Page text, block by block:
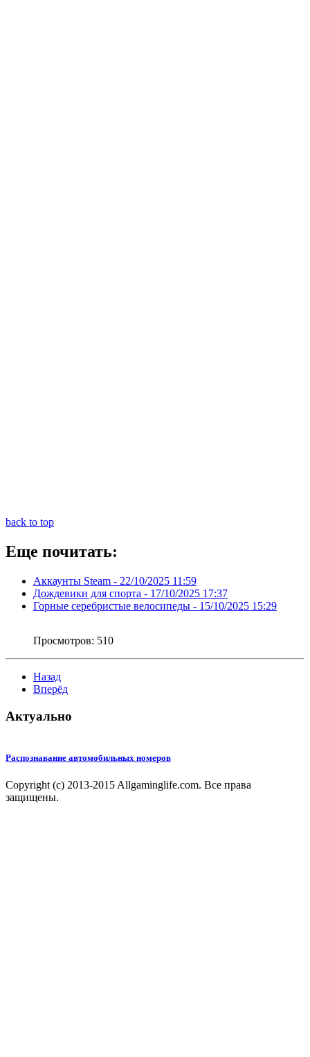
back to top
Еще почитать:
Аккаунты Steam - 22/10/2025 11:59
Дождевики для спорта - 17/10/2025 17:37
Горные серебристые велосипеды - 15/10/2025 15:29
Просмотров: 510
Назад
Вперёд
Актуально
Распознавание автомобильных номеров
Copyright (c) 2013-2015 Allgaminglife.com. Все права
защищены.